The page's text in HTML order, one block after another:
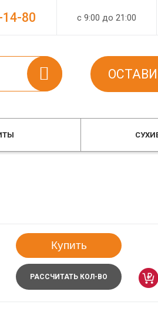
с 9:00 до 21:00
14-80
Купить
РАССЧИТАТЬ КОЛ-ВО